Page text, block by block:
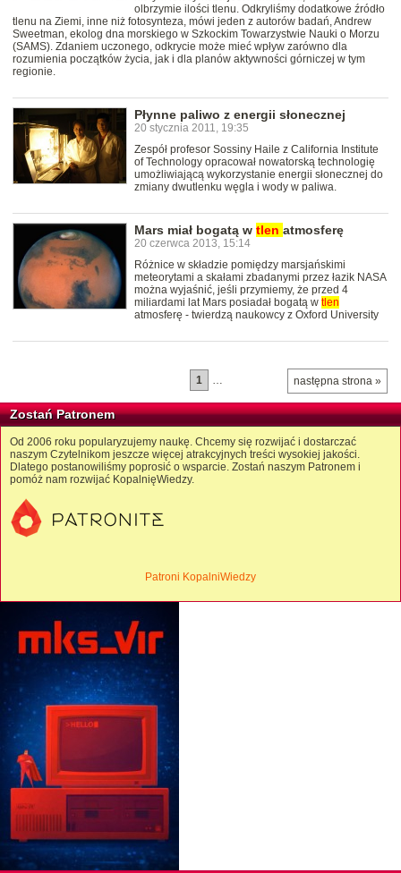
olbrzymie ilości tlenu. Odkryliśmy dodatkowe źródło
tlenu na Ziemi, inne niż fotosynteza, mówi jeden z autorów badań, Andrew
Sweetman, ekolog dna morskiego w Szkockim Towarzystwie Nauki o Morzu
(SAMS). Zdaniem uczonego, odkrycie może mieć wpływ zarówno dla
rozumienia początków życia, jak i dla planów aktywności górniczej w tym
regionie.
Płynne paliwo z energii słonecznej
20 stycznia 2011, 19:35
Zespół profesor Sossiny Haile z California Institute
of Technology opracował nowatorską technologię
umożliwiającą wykorzystanie energii słonecznej do
zmiany dwutlenku węgla i wody w paliwa.
Mars miał bogatą w tlen atmosferę
20 czerwca 2013, 15:14
Różnice w składzie pomiędzy marsjańskimi
meteorytami a skałami zbadanymi przez łazik NASA
można wyjaśnić, jeśli przymiemy, że przed 4
miliardami lat Mars posiadał bogatą w tlen
atmosferę - twierdzą naukowcy z Oxford University
następna strona »
1 …
Zostań Patronem
Od 2006 roku popularyzujemy naukę. Chcemy się rozwijać i dostarczać
naszym Czytelnikom jeszcze więcej atrakcyjnych treści wysokiej jakości.
Dlatego postanowiliśmy poprosić o wsparcie. Zostań naszym Patronem i
pomóż nam rozwijać KopalnięWiedzy.
Patroni KopalniWiedzy